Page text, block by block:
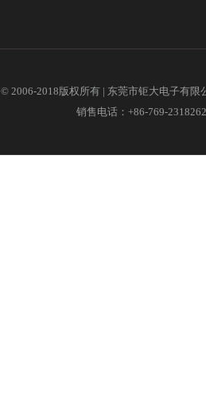
© 2006-2018版权所有 | 东莞市钜大电子有
销售电话：+86-769-